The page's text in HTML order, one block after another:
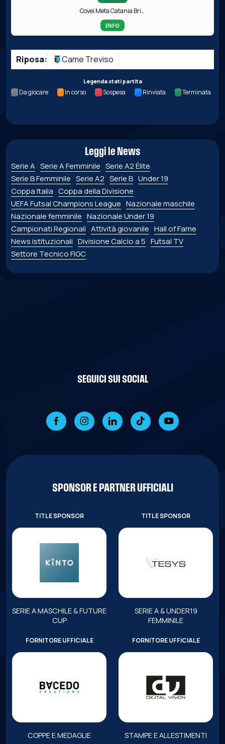
Covei Meta Catania Bricocity
INFO
Riposa: Came Treviso
Legenda stati partita
Da giocare In corso Sospesa Rinviata Terminata
Leggi le News
Serie A Serie A Femminile Serie A2 Élite
Serie B Femminile Serie A2 Serie B Under 19
Coppa Italia Coppa della Divisione
UEFA Futsal Champions League Nazionale maschile
Nazionale femminile Nazionale Under 19
Campionati Regionali Attività giovanile Hall of Fame
News istituzionali Divisione Calcio a 5 Futsal TV
Settore Tecnico FIGC
SEGUICI SUI SOCIAL
SPONSOR E PARTNER UFFICIALI
TITLE SPONSOR
SERIE A MASCHILE & FUTURE
CUP
TITLE SPONSOR
SERIE A & UNDER19
FEMMINILE
FORNITORE UFFICIALE
COPPE E MEDAGLIE
FORNITORE UFFICIALE
STAMPE E ALLESTIMENTI